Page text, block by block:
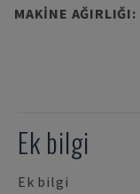
MAKINE AĞIRLIĞI:
Ek bilgi
Ek bilgi